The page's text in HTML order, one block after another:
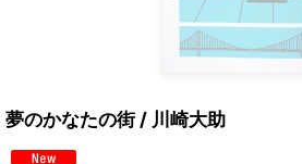
夢のかなたの街 / 川崎大助